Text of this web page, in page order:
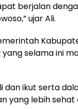
berjalan
ujar Ali.
selama ini
dan ikut serta
yang lebih